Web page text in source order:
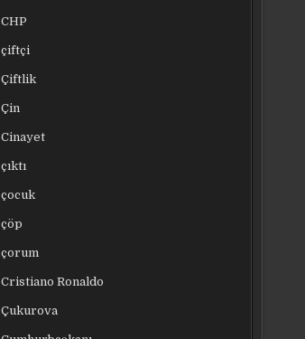
CHP
çiftçi
Çiftlik
Çin
Cinayet
çıktı
çocuk
çöp
çorum
Cristiano Ronaldo
Çukurova